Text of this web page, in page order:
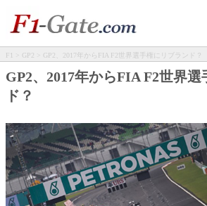
F1 > GP2 > GP2、2017年からFIA F2世界選手権にリブランド？
GP2、2017年からFIA F2世界
ド？